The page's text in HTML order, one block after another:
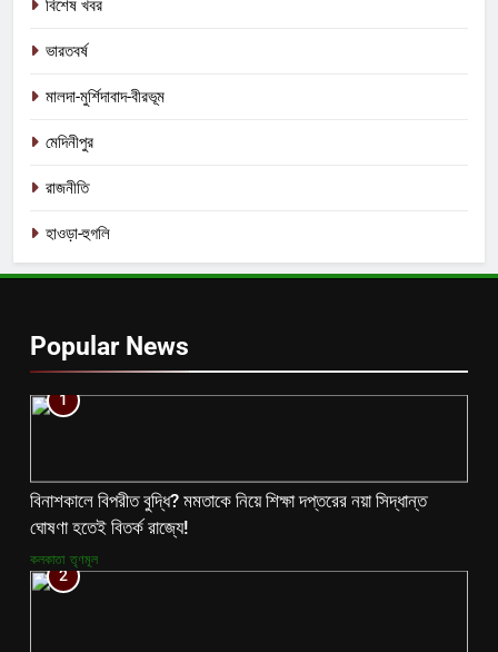
বিশেষ খবর
ভারতবর্ষ
মালদা-মুর্শিদাবাদ-বীরভূম
মেদিনীপুর
রাজনীতি
হাওড়া-হুগলি
Popular News
1
বিনাশকালে বিপরীত বুদ্ধি? মমতাকে নিয়ে শিক্ষা দপ্তরের নয়া সিদ্ধান্ত
ঘোষণা হতেই বিতর্ক রাজ্যে!
কলকাতা তৃণমূল
2